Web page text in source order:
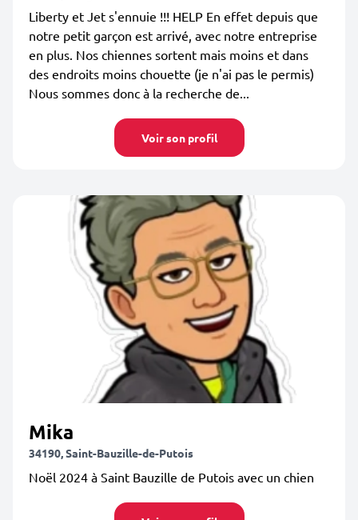
Liberty et Jet s'ennuie !!! HELP En effet depuis que
notre petit garçon est arrivé, avec notre entreprise
en plus. Nos chiennes sortent mais moins et dans
des endroits moins chouette (je n'ai pas le permis)
Nous sommes donc à la recherche de...
Voir son profil
Mika
34190, Saint-Bauzille-de-Putois
Noël 2024 à Saint Bauzille de Putois avec un chien